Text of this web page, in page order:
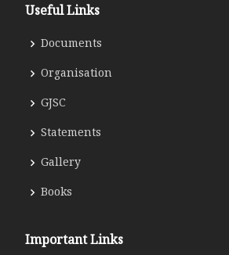
Useful Links
Documents
Organisation
GJSC
Statements
Gallery
Books
Important Links